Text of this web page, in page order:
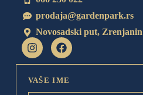
prodaja@gardenpark.rs
Novosadski put, Zrenjanin
VAŠE IME